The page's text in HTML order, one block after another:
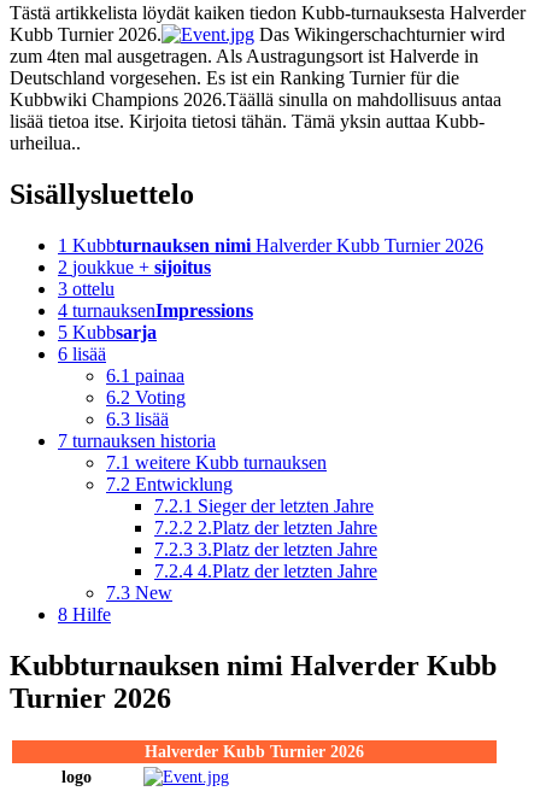
Tästä artikkelista löydät kaiken tiedon Kubb-turnauksesta Halverder
Kubb Turnier 2026.
Das Wikingerschachturnier wird
zum 4ten mal ausgetragen. Als Austragungsort ist Halverde in
Deutschland vorgesehen. Es ist ein Ranking Turnier für die
Kubbwiki Champions 2026.Täällä sinulla on mahdollisuus antaa
lisää tietoa itse. Kirjoita tietosi tähän. Tämä yksin auttaa Kubb-
urheilua..
Sisällysluettelo
1 Kubbturnauksen nimi Halverder Kubb Turnier 2026
2 joukkue + sijoitus
3 ottelu
4 turnauksenImpressions
5 Kubbsarja
6 lisää
6.1 painaa
6.2 Voting
6.3 lisää
7 turnauksen historia
7.1 weitere Kubb turnauksen
7.2 Entwicklung
7.2.1 Sieger der letzten Jahre
7.2.2 2.Platz der letzten Jahre
7.2.3 3.Platz der letzten Jahre
7.2.4 4.Platz der letzten Jahre
7.3 New
8 Hilfe
Kubbturnauksen nimi Halverder Kubb
Turnier 2026
Halverder Kubb Turnier 2026
logo